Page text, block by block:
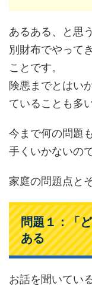
あるある、と思
別財布でやって
ことです。
険悪までとはい
ていることも多
今まで何の問題
手くいかないの
家庭の問題点と
問題１：「
ある
お話を聞いてい